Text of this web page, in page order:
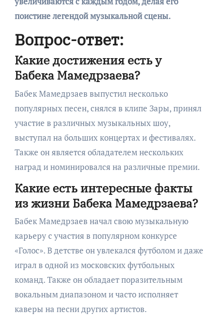
поистине легендой музыкальной сцены.
Вопрос-ответ:
Какие достижения есть у
Бабека Мамедрзаева?
Бабек Мамедрзаев выпустил несколько
популярных песен, снялся в клипе Зары, принял
участие в различных музыкальных шоу,
выступал на больших концертах и фестивалях.
Также он является обладателем нескольких
наград и номинировался на различные премии.
Какие есть интересные факты
из жизни Бабека Мамедрзаева?
Бабек Мамедрзаев начал свою музыкальную
карьеру с участия в популярном конкурсе
«Голос». В детстве он увлекался футболом и даже
играл в одной из московских футбольных
команд. Также он обладает поразительным
вокальным диапазоном и часто исполняет
каверы на песни других артистов.